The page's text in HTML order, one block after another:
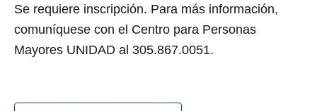
Se requiere inscripción. Para más información,
comuníquese con el Centro para Personas
Mayores UNIDAD al 305.867.0051.